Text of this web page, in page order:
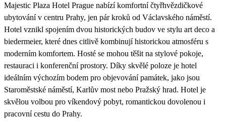
Majestic Plaza Hotel Prague nabízí komfortní čtyřhvězdičkové
ubytování v centru Prahy, jen pár kroků od Václavského náměstí.
Hotel vznikl spojením dvou historických budov ve stylu art deco a
biedermeier, které dnes citlivě kombinují historickou atmosféru s
moderním komfortem. Hosté se mohou těšit na stylové pokoje,
restauraci i konferenční prostory. Díky skvělé poloze je hotel
ideálním výchozím bodem pro objevování památek, jako jsou
Staroměstské náměstí, Karlův most nebo Pražský hrad. Hotel je
skvělou volbou pro víkendový pobyt, romantickou dovolenou i
pracovní cestu do Prahy.